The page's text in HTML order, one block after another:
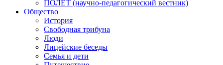
ПОЛЁТ (научно-педагогический вестник)
Общество
История
Свободная трибуна
Люди
Лицейские беседы
Семья и дети